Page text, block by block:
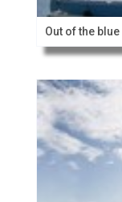
Out of the blue